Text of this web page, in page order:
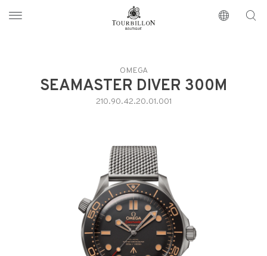
https://www.tourbillon.com/index.php/it
OMEGA
SEAMASTER DIVER 300M
210.90.42.20.01.001